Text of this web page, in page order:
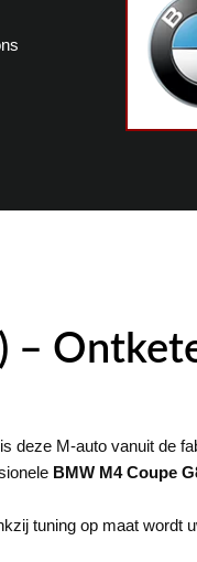
–
deze M-auto vanuit de
BMW M4 Coupe
tuning op maat wordt